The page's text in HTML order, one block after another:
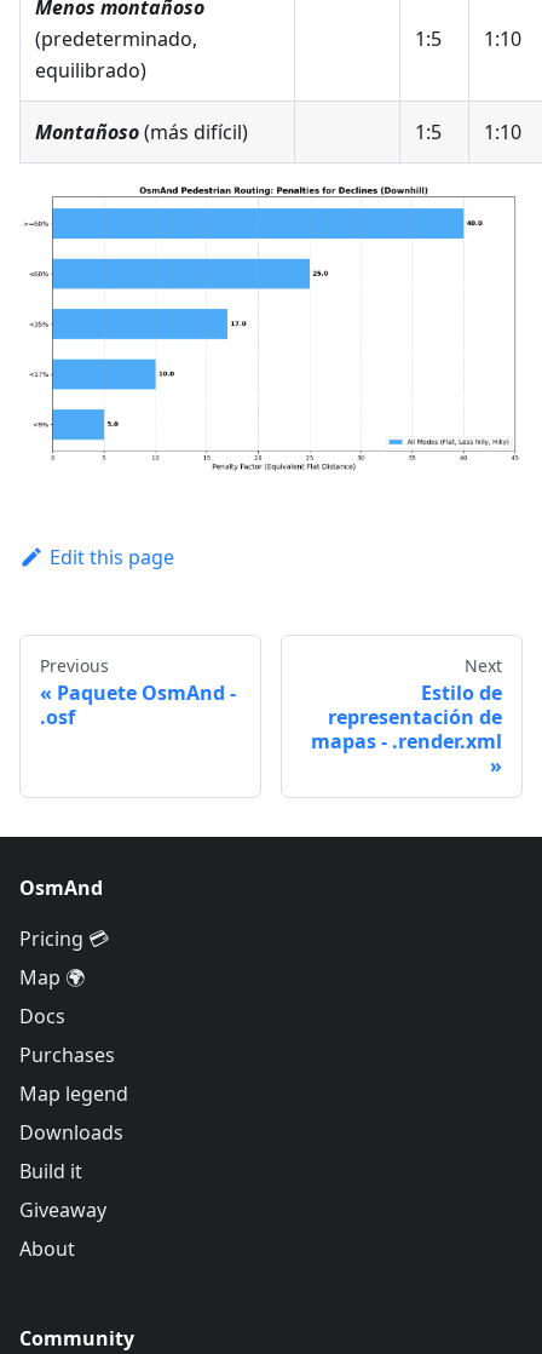
Menos montañoso
(predeterminado,
equilibrado)
1:5 1:10
Montañoso(más difícil) 1:5 1:10
Edit this page
Previous
Paquete OsmAnd -
.osf
Next
Estilo de
representación de
mapas - .render.xml
OsmAnd
Pricing 💳
Map 🌍
Docs
Purchases
Map legend
Downloads
Build it
Giveaway
About
Community